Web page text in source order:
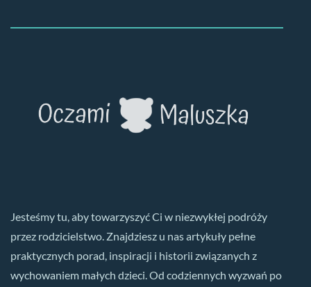
Jesteśmy tu, aby towarzyszyć Ci w niezwykłej podróży
przez rodzicielstwo. Znajdziesz u nas artykuły pełne
praktycznych porad, inspiracji i historii związanych z
wychowaniem małych dzieci. Od codziennych wyzwań po